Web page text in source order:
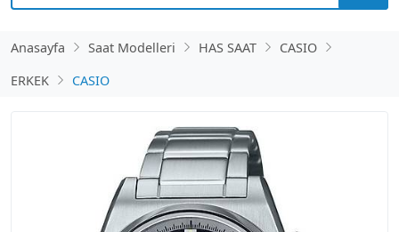
Anasayfa Saat Modelleri HAS SAAT
CASIO
ERKEK
CASIO